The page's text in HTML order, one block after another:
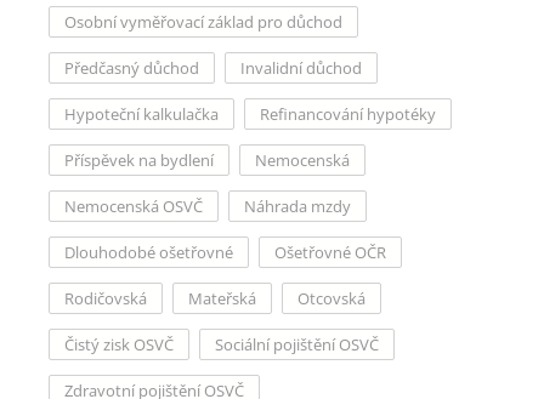
Osobní vyměřovací základ pro důchod
Předčasný důchod Invalidní důchod
Hypoteční kalkulačka Refinancování hypotéky
Příspěvek na bydlení Nemocenská
Nemocenská OSVČ Náhrada mzdy
Dlouhodobé ošetřovné Ošetřovné OČR
Rodičovská Mateřská Otcovská
Čistý zisk OSVČ Sociální pojištění OSVČ
Zdravotní pojištění OSVČ